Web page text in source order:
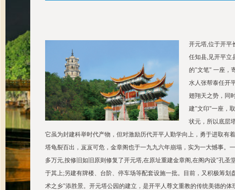
开元塔,位于开平
任知县,见开平立
的"文笔" 一座，
水人张帮泰任开
翅翔天之势，同
建"文印"一座，
状元，所以底层
它虽为封建科举时代产物，但对激励历代开平人勤学向上，勇于进取有
塔龟裂百出，岌岌可危，金章阁也于一九九六年崩塌，实为一大憾事。
多万元,按修旧如旧原则修复了开元塔,在原址重建金章阁,在阁内设"孔圣
于其上;另建有牌楼、台阶、停车场等配套设施一批。目前，又积极筹
术之乡"添胜景。开元塔公园的建立，是开平人尊文重教的传统美德的体